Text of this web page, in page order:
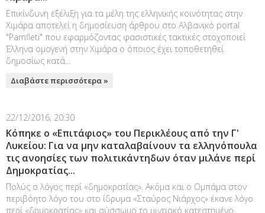
Επικίνδυνη εξέλιξη για τα μέλη της ελληνικής κοινότητας στην
Χιμάρα αποτελεί η δημοσίευση άρθρου στο Αλβανικό portal
"Pamfleti" που εφαρμόζοντας φασιστικές τακτικές στοχοποιεί
Έλληνα ομογενή στην Χιμάρα ο όποιος έχει τοποθετηθεί
δημοσίως κατά...
Διαβάστε περισσότερα »
22/12/2016, 20:30
Κόπηκε ο «Επιτάφιος» του Περικλέους από την Γ'
Λυκείου: Για να μην καταλαβαίνουν τα ελληνόπουλα
τις ανοησίες των πολιτικάντηδων όταν μιλάνε περί
Δημοκρατίας...
Πολύς ο λόγος περί «δημοκρατίας». Ακόμα και ο Ομπάμα στον
περιβόητο λόγο του στο ίδρυμα «Σταύρος Νιάρχος» έκανε λόγο
περί «δημοκρατίας» και σύσσωμο το μιντιακό κατεστημένο